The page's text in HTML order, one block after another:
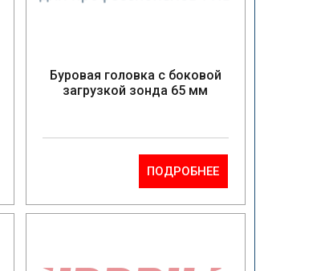
Буровая головка с боковой
загрузкой зонда 65 мм
ПОДРОБНЕЕ